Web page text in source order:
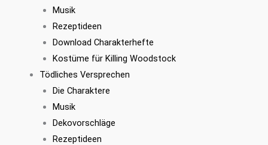
Musik
Rezeptideen
Download Charakterhefte
Kostüme für Killing Woodstock
Tödliches Versprechen
Die Charaktere
Musik
Dekovorschläge
Rezeptideen